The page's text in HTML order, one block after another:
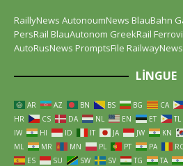
RaillyNews AutonoumNews BlauBahn
PersRail BlauAutonom GreekRail
AutoRusNews PromptsFile RailwayNews
LINGUE
AR AZ BN BS BG CA
HR
CS DA NL EN ET TL
IW
HI ID IT JA JW KN
ML
MR MN PL PT PA
ES
SU SW SV TG TA